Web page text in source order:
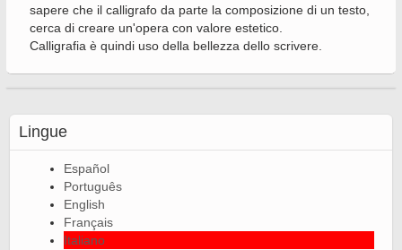
sapere che il calligrafo da parte la composizione di un testo,
cerca di creare un'opera con valore estetico.
Calligrafia è quindi uso della bellezza dello scrivere.
Lingue
Español
Português
English
Français
Italiano